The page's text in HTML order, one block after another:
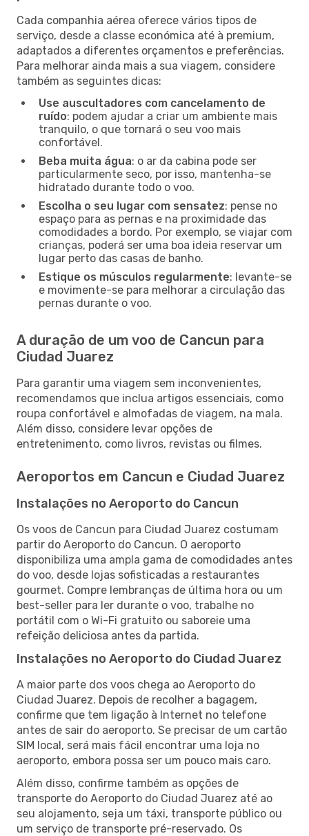
Cada companhia aérea oferece vários tipos de
serviço, desde a classe económica até à premium,
adaptados a diferentes orçamentos e preferências.
Para melhorar ainda mais a sua viagem, considere
também as seguintes dicas:
Use auscultadores com cancelamento de
ruído: podem ajudar a criar um ambiente mais
tranquilo, o que tornará o seu voo mais
confortável.
Beba muita água: o ar da cabina pode ser
particularmente seco, por isso, mantenha-se
hidratado durante todo o voo.
Escolha o seu lugar com sensatez: pense no
espaço para as pernas e na proximidade das
comodidades a bordo. Por exemplo, se viajar com
crianças, poderá ser uma boa ideia reservar um
lugar perto das casas de banho.
Estique os músculos regularmente: levante-se
e movimente-se para melhorar a circulação das
pernas durante o voo.
A duração de um voo de Cancun para
Ciudad Juarez
Para garantir uma viagem sem inconvenientes,
recomendamos que inclua artigos essenciais, como
roupa confortável e almofadas de viagem, na mala.
Além disso, considere levar opções de
entretenimento, como livros, revistas ou filmes.
Aeroportos em Cancun e Ciudad Juarez
Instalações no Aeroporto do Cancun
Os voos de Cancun para Ciudad Juarez costumam
partir do Aeroporto do Cancun. O aeroporto
disponibiliza uma ampla gama de comodidades antes
do voo, desde lojas sofisticadas a restaurantes
gourmet. Compre lembranças de última hora ou um
best-seller para ler durante o voo, trabalhe no
portátil com o Wi-Fi gratuito ou saboreie uma
refeição deliciosa antes da partida.
Instalações no Aeroporto do Ciudad Juarez
A maior parte dos voos chega ao Aeroporto do
Ciudad Juarez. Depois de recolher a bagagem,
confirme que tem ligação à Internet no telefone
antes de sair do aeroporto. Se precisar de um cartão
SIM local, será mais fácil encontrar uma loja no
aeroporto, embora possa ser um pouco mais caro.
Além disso, confirme também as opções de
transporte do Aeroporto do Ciudad Juarez até ao
seu alojamento, seja um táxi, transporte público ou
um serviço de transporte pré-reservado. Os